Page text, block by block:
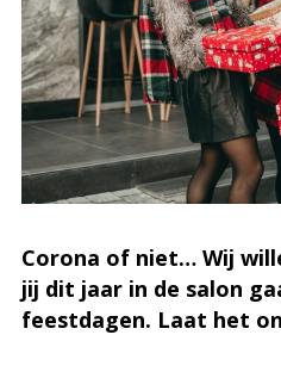
Corona of niet… Wij
jij dit jaar in de salon
feestdagen. Laat het